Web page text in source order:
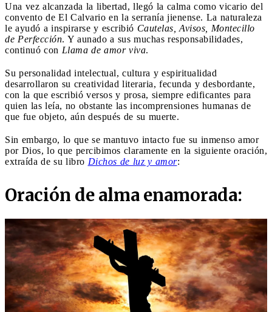
Una vez alcanzada la libertad, llegó la calma como vicario del
convento de El Calvario en la serranía jienense. La naturaleza
le ayudó a inspirarse y escribió Cautelas, Avisos, Montecillo
de Perfección. Y aunado a sus muchas responsabilidades,
continuó con Llama de amor viva.
Su personalidad intelectual, cultura y espiritualidad
desarrollaron su creatividad literaria, fecunda y desbordante,
con la que escribió versos y prosa, siempre edificantes para
quien las leía, no obstante las incomprensiones humanas de
que fue objeto, aún después de su muerte.
Sin embargo, lo que se mantuvo intacto fue su inmenso amor
por Dios, lo que percibimos claramente en la siguiente oración,
extraída de su libro Dichos de luz y amor:
Oración de alma enamorada: